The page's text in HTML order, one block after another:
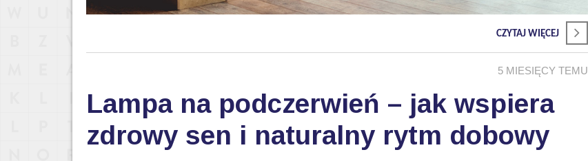
CZYTAJ WIĘCEJ
5 MIESIĘCY TEMU
Lampa na podczerwień – jak wspiera
zdrowy sen i naturalny rytm dobowy